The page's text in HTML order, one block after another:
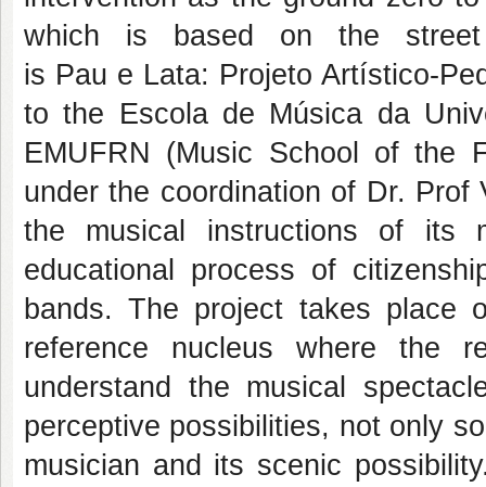
which is based on the
is Pau e Lata: Projeto Artístico-
to the Escola de Música da
EMUFRN (Music School of the
under the coordination of Dr.
the musical instructions of its
educational process of
bands. The project takes place
reference nucleus where the
understand the musical
perceptive possibilities, not only
musician and its scenic